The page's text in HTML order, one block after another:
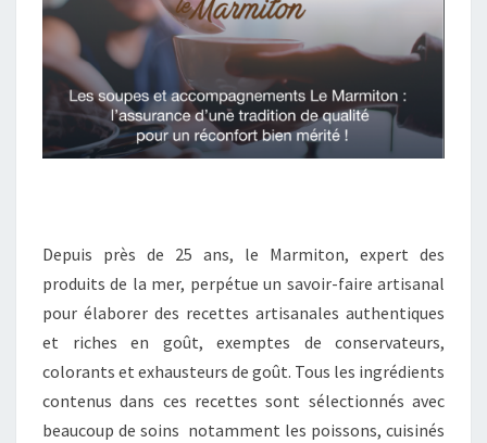
Depuis près de 25 ans, le Marmiton, expert des
produits de la mer, perpétue un savoir-faire artisanal
pour élaborer des recettes artisanales authentiques
et riches en goût, exemptes de conservateurs,
colorants et exhausteurs de goût. Tous les ingrédients
contenus dans ces recettes sont sélectionnés avec
beaucoup de soins notamment les poissons, cuisinés